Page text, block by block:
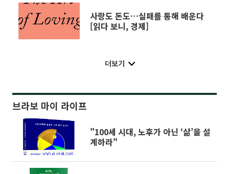
사랑도 돈도…실패를 통해 배운다
[읽다 보니, 경제]
더보기
브라보 마이 라이프
"100세 시대, 노후가 아닌 ‘삶’을 설
계하라"